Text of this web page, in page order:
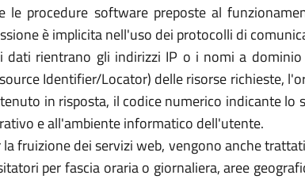
le procedure software preposte al
è implicita nell'uso dei protocolli di
dati rientrano gli indirizzi IP o i nomi a
Identifier/Locator) delle risorse richieste,
in risposta, il codice numerico indicante lo
e all'ambiente informatico dell'utente.
la fruizione dei servizi web, vengono anche
per fascia oraria o giornaliera, aree